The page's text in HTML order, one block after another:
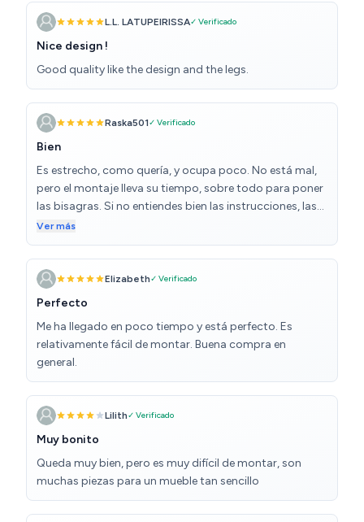
L.L. LATUPEIRISSA✓ Verificado
Nice design !
Good quality like the design and the legs.
Raska501✓ Verificado
Bien
Es estrecho, como quería, y ocupa poco. No está mal,
pero el montaje lleva su tiempo, sobre todo para poner
las bisagras. Si no entiendes bien las instrucciones, las
puedes ver con más claridad escaneando el QR que
aparece en ellas.
Ver más
Elizabeth✓ Verificado
Perfecto
Me ha llegado en poco tiempo y está perfecto. Es
relativamente fácil de montar. Buena compra en
general.
Lilith✓ Verificado
Muy bonito
Queda muy bien, pero es muy difícil de montar, son
muchas piezas para un mueble tan sencillo